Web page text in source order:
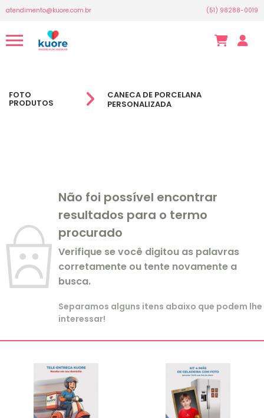
atendimento@kuore.com.br (51) 98288-0019
FOTO
PRODUTOS
CANECA DE PORCELANA
PERSONALIZADA
Não foi possível encontrar
resultados para o termo
procurado
Verifique se você digitou as palavras
corretamente ou tente novamente a
busca.
Separamos alguns itens abaixo que podem lhe
interessar!